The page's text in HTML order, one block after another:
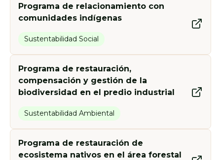
Programa de relacionamiento con
comunidades indígenas
Sustentabilidad Social
Programa de restauración,
compensación y gestión de la
biodiversidad en el predio industrial
Sustentabilidad Ambiental
Programa de restauración de
ecosistema nativos en el área forestal